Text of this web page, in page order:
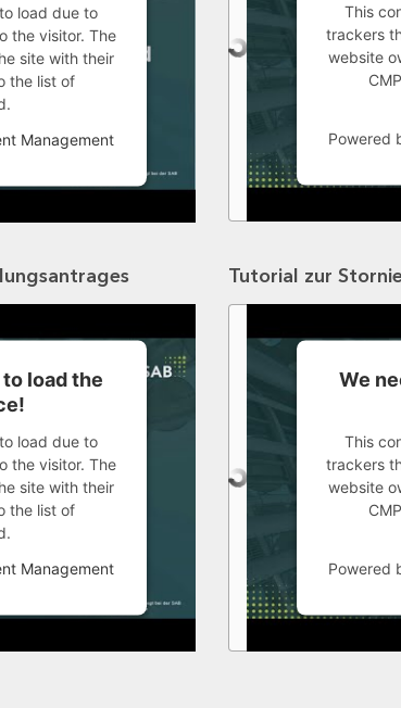
load due to
the visitor. The
site with their
the list of
Management
This
trackers
website
Powered
load the
load due to
the visitor. The
site with their
the list of
Management
Tutorial zur
We
This
trackers
website
Powered